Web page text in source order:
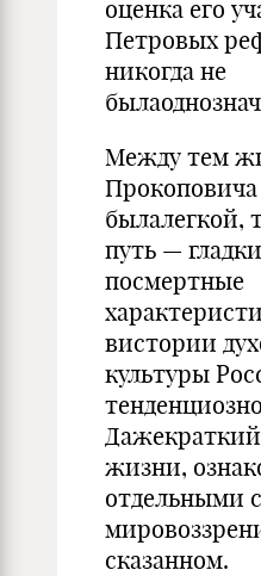
оценка его
Петровых
никогда не
Между тем
былалегкой,
путь —
посмертные
вистории
культуры
Дажекраткий
жизни,
отдельными
сказанном.